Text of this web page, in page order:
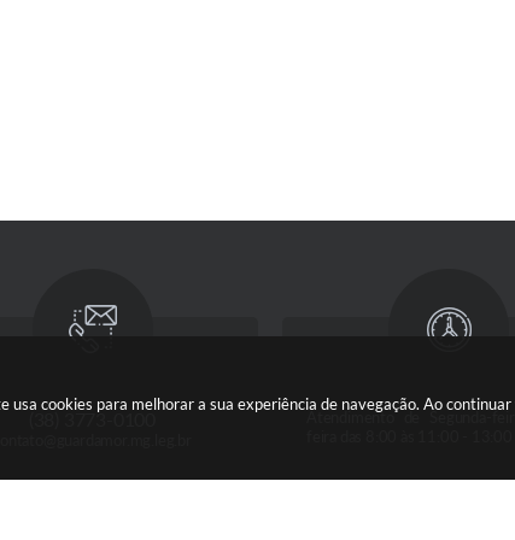
cookies para melhorar a sua experiência de navegação. Ao continuar
(38) 3773-0100
Atendimento de Segunda-